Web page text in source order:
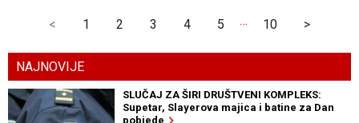
< 1 2 3 4 5 … 10 >
NAJNOVIJE
SLUČAJ ZA ŠIRI DRUŠTVENI KOMPLEKS:
Supetar, Slayerova majica i batine za Dan
pobjede